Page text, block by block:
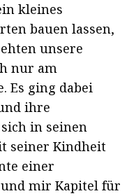
kleines
bauen lassen,
unsere
nur am
Es ging dabei
ihre
in seinen
seiner Kindheit
einer
mir Kapitel für